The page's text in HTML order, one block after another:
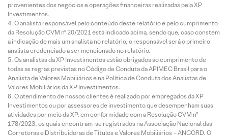
provenientes dos negócios e operações financeiras realizadas pela XP
Investimentos.
O analista responsável pelo conteúdo deste relatório e pelo cumprimento
da Resolução CVM nº 20/2021 está indicado acima, sendo que, caso constem
a indicação de mais um analista no relatório, o responsável será o primeiro
analista credenciado a ser mencionado no relatório.
Os analistas da XP Investimentos estão obrigados ao cumprimento de
todas as regras previstas no Código de Conduta da APIMEC Brasil para o
Analista de Valores Mobiliários e na Política de Conduta dos Analistas de
Valores Mobiliários da XP Investimentos.
O atendimento de nossos clientes é realizado por empregados da XP
Investimentos ou por assessores de investimento que desempenham suas
atividades por meio da XP, em conformidade com a Resolução CVM nº
178/2023, os quais encontram-se registrados na Associação Nacional das
Corretoras e Distribuidoras de Títulos e Valores Mobiliários – ANCORD. O